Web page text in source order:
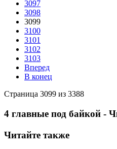
3097
3098
3099
3100
3101
3102
3103
Вперед
В конец
Страница 3099 из 3388
4 главные под байкой -
Читайте также